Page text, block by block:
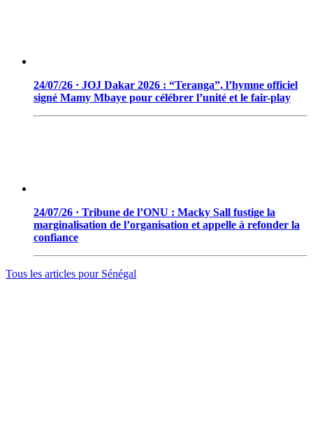
24/07/26 · JOJ Dakar 2026 : “Teranga”, l’hymne officiel
signé Mamy Mbaye pour célébrer l’unité et le fair-play
24/07/26 · Tribune de l’ONU : Macky Sall fustige la
marginalisation de l’organisation et appelle à refonder la
confiance
Tous les articles pour Sénégal